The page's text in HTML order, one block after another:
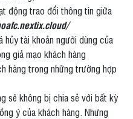
động trao đổi thông tin giữa
hủy tài khoản người dùng của
giả mạo khách hàng
hàng trong những trường hợp
sẽ không bị chia sẻ với bất kỳ
ý của khách hàng. Nhưng